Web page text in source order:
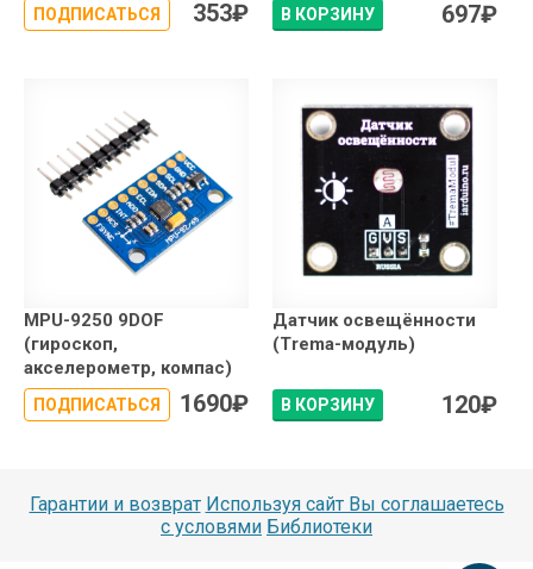
ПОДПИСАТЬСЯ 353₽ В КОРЗИНУ 697₽
MPU-9250 9DOF
(гироскоп,
акселерометр, компас)
ПОДПИСАТЬСЯ 1690₽
Датчик освещённости
(Trema-модуль)
В КОРЗИНУ 120₽
Гарантии и возврат Используя сайт Вы соглашаетесь
с условями Библиотеки